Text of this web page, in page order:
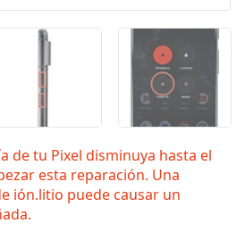
de tu Pixel disminuya hasta el
esta reparación. Una
ión.litio puede causar un